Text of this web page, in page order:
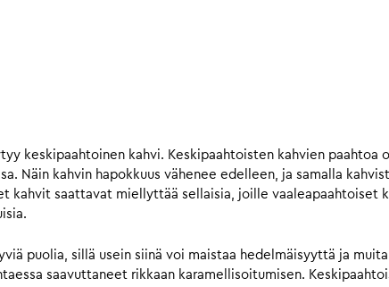
keskipaahtoinen kahvi. Keskipaahtoisten kahvien paahtoa
Näin kahvin hapokkuus vähenee edelleen, ja samalla
kahvit saattavat miellyttää sellaisia, joille vaaleapaahtoiset
puolia, sillä usein siinä voi maistaa hedelmäisyyttä ja
saavuttaneet rikkaan karamellisoitumisen.